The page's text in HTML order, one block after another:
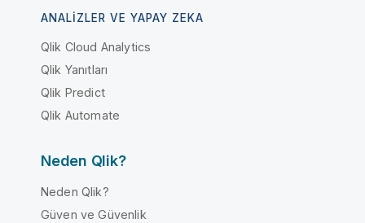
ANALIZLER VE YAPAY ZEKA
Qlik Cloud Analytics
Qlik Yanıtları
Qlik Predict
Qlik Automate
Neden Qlik?
Neden Qlik?
Güven ve Güvenlik